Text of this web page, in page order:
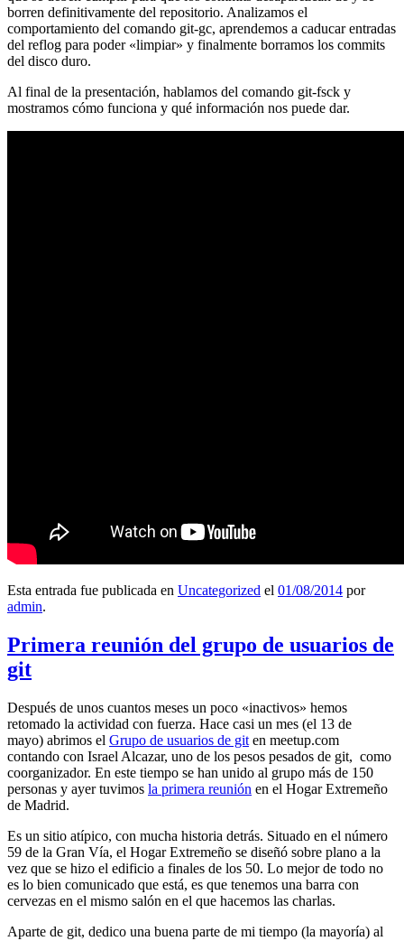
borren definitivamente del repositorio. Analizamos el
comportamiento del comando git-gc, aprendemos a caducar entradas
del reflog para poder «limpiar» y finalmente borramos los commits
del disco duro.
Al final de la presentación, hablamos del comando git-fsck y
mostramos cómo funciona y qué información nos puede dar.
Esta entrada fue publicada en Uncategorized el 01/08/2014 por
admin.
Primera reunión del grupo de usuarios de
git
Después de unos cuantos meses un poco «inactivos» hemos
retomado la actividad con fuerza. Hace casi un mes (el 13 de
mayo) abrimos el Grupo de usuarios de git en meetup.com
contando con Israel Alcazar, uno de los pesos pesados de git, como
coorganizador. En este tiempo se han unido al grupo más de 150
personas y ayer tuvimos la primera reunión en el Hogar Extremeño
de Madrid.
Es un sitio atípico, con mucha historia detrás. Situado en el número
59 de la Gran Vía, el Hogar Extremeño se diseñó sobre plano a la
vez que se hizo el edificio a finales de los 50. Lo mejor de todo no
es lo bien comunicado que está, es que tenemos una barra con
cervezas en el mismo salón en el que hacemos las charlas.
Aparte de git, dedico una buena parte de mi tiempo (la mayoría) al